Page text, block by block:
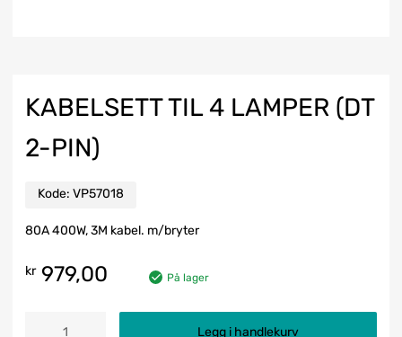
KABELSETT TIL 4 LAMPER (DT
2-PIN)
Kode: VP57018
80A 400W, 3M kabel. m/bryter
kr979,00 På lager
Legg i handlekurv